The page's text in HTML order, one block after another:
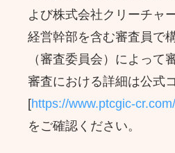
よび株式会社クリーチャ
経営幹部を含む審査員で
（審査委員会）によって
審査における詳細は公式
[https://www.ptcgic-
をご確認ください。